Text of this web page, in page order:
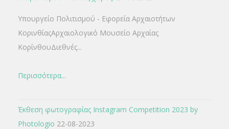
Υπουργείο Πολιτισμού - Εφορεία Αρχαιοτήτων
ΚορινθίαςΑρχαιολογικό Μουσείο Αρχαίας
ΚορίνθουΔιεθνές...
Περισσότερα...
Έκθεση φωτογραφίας Instagram Competition 2023 by
Photologio 22-08-2023